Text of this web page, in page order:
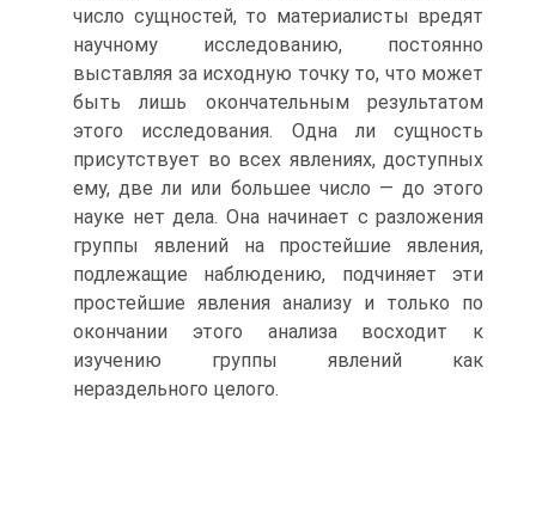
число сущностей, то материалисты вредят
научному исследованию, постоянно
выставляя за исходную точку то, что может
быть лишь окончательным результатом
этого исследования. Одна ли сущность
присутствует во всех явлениях, доступных
ему, две ли или большее число — до этого
науке нет дела. Она начинает с разложения
группы явлений на простейшие явления,
подлежащие наблюдению, подчиняет эти
простейшие явления анализу и только по
окончании этого анализа восходит к
изучению группы явлений как
нераздельного целого.